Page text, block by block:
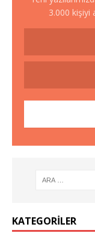
3.000 kişiyi
KATEGORILER